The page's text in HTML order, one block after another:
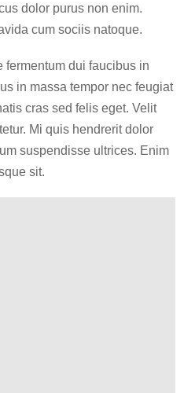
dolor purus non enim.
cum sociis natoque.
fermentum dui faucibus in
in massa tempor nec feugiat
cras sed felis eget. Velit
Mi quis hendrerit dolor
suspendisse ultrices. Enim
sit.